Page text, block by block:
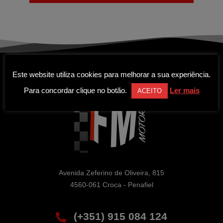
Avenida Zeferino de Oliveira, 815
4560-061 Croca - Penafiel
(+351) 915 084 124
Este website utiliza cookies para melhorar a sua experiência.
Para concordar clique no botão.
ACEITO Ler mais